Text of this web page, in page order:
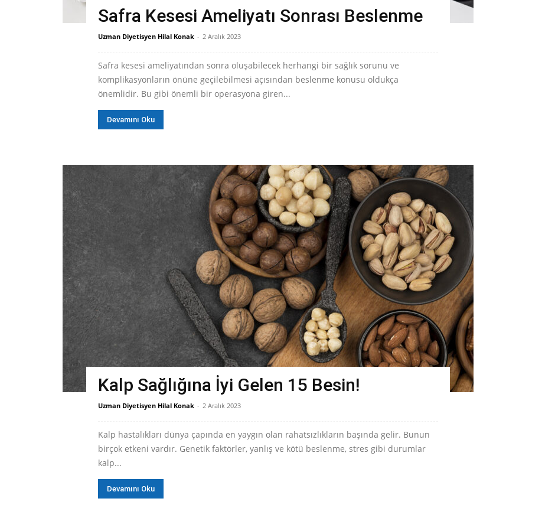
Safra Kesesi Ameliyatı Sonrası Beslenme
Uzman Diyetisyen Hilal Konak - 2 Aralık 2023
Safra kesesi ameliyatından sonra oluşabilecek herhangi bir sağlık sorunu ve
komplikasyonların önüne geçilebilmesi açısından beslenme konusu oldukça
önemlidir. Bu gibi önemli bir operasyona giren...
Devamını Oku
Kalp Sağlığına İyi Gelen 15 Besin!
Uzman Diyetisyen Hilal Konak - 2 Aralık 2023
Kalp hastalıkları dünya çapında en yaygın olan rahatsızlıkların başında gelir. Bunun
birçok etkeni vardır. Genetik faktörler, yanlış ve kötü beslenme, stres gibi durumlar
kalp...
Devamını Oku